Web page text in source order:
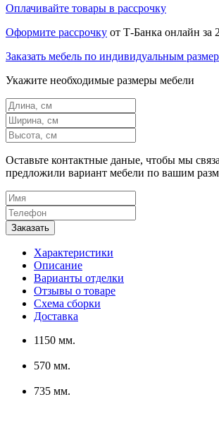
Оплачивайте товары в рассрочку
Оформите рассрочку от Т-Банка онлайн за
Заказать мебель по индивидуальным
Укажите необходимые размеры мебели
Оставьте контактные даные, чтобы мы
предложили вариант мебели по вашим
Характеристики
Описание
Варианты отделки
Отзывы о товаре
Схема сборки
Доставка
1150 мм.
570 мм.
735 мм.